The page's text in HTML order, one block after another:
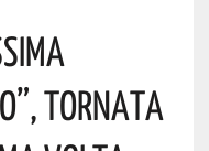
Tornata